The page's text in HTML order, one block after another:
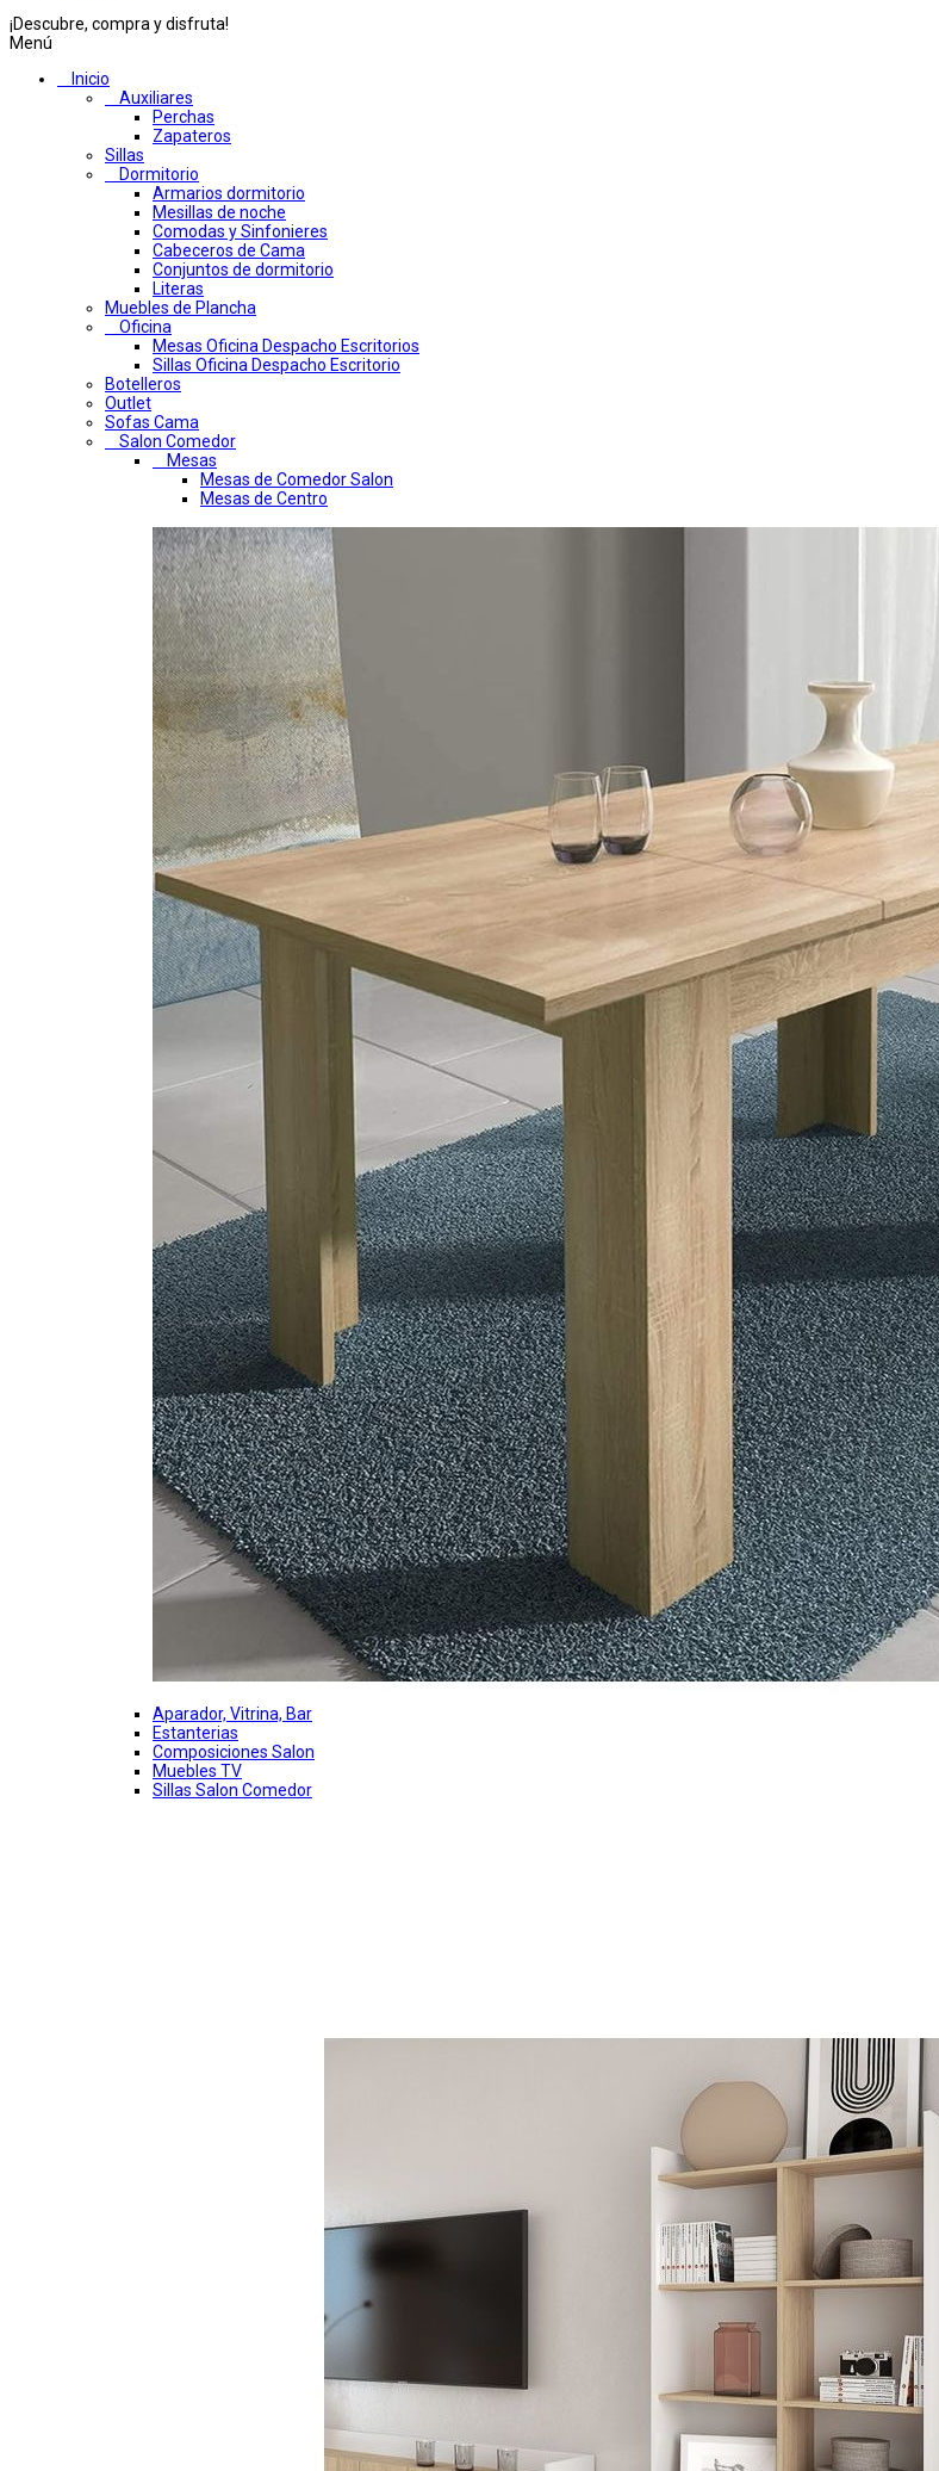
¡Descubre, compra y disfruta!
Menú
Inicio
Auxiliares
Perchas
Zapateros
Sillas
Dormitorio
Armarios dormitorio
Mesillas de noche
Comodas y Sinfonieres
Cabeceros de Cama
Conjuntos de dormitorio
Literas
Muebles de Plancha
Oficina
Mesas Oficina Despacho Escritorios
Sillas Oficina Despacho Escritorio
Botelleros
Outlet
Sofas Cama
Salon Comedor
Mesas
Mesas de Comedor Salon
Mesas de Centro
Aparador, Vitrina, Bar
Estanterias
Composiciones Salon
Muebles TV
Sillas Salon Comedor